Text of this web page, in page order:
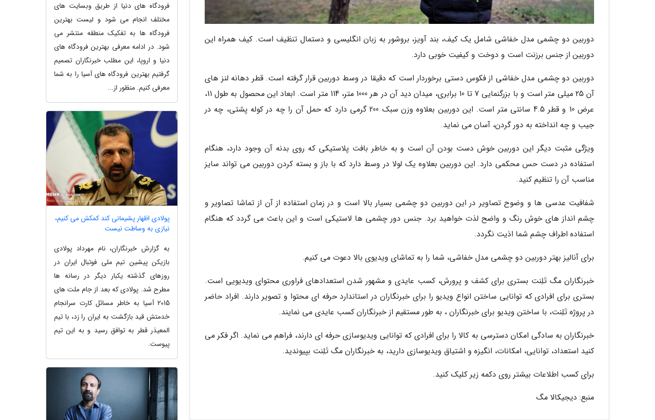
دوربین دو چشمی مدل خفاشی شامل یک کیف، بند آویز، بروشور به زبان انگلیسی و دستمال تنظیف است. کیف همراه این
دوربین از جنس برزنت است و دوخت و کیفیت خوبی دارد.
دوربین دو چشمی مدل خفاشی از فکوس دستی برخوردار است که دقیقا در وسط دوربین قرار گرفته است. قطر دهانه لنز های
آن 25 میلی متر است و با بزرگنمایی 7 تا 10 برابری، میدان دید آن در هر 1000 متر، 114 متر است. ابعاد این محصول به طول 11،
عرض 10 و قطر 4.5 سانتی متر است. این دوربین بعلاوه وزن سبک 200 گرمی دارد که حمل آن را چه در کوله پشتی، چه در
جیب و چه انداخته به دور گردن، آسان می نماید.
ویژگی مثبت دیگر این دوربین خوش دست بودن آن است و به خاطر بافت پلاستیکی که روی بدنه آن وجود دارد، هنگام
استفاده در دست حس محکمی دارد. این دوربین بعلاوه یک لولا در وسط دارد که با باز و بسته کردن دوربین می تواند سایز
مناسب آن را تنظیم کنید.
شفافیت عدسی ها و وضوح تصاویر در این دوربین دو چشمی بسیار بالا است و در زمان استفاده از آن از تماشا تصاویر و
چشم انداز های خوش رنگ و واضح لذت خواهید برد. جنس دور چشمی ها لاستیکی است و این باعث می گردد که هنگام
استفاده اطراف چشم شما اذیت نگردد.
برای آنالیز بهتر دوربین دو چشمی مدل خفاشی، شما را به تماشای ویدیوی بالا دعوت می کنیم.
خبرنگاران مگ تَلِنت بستری برای کشف و پرورش، کسب عایدی و مشهور شدن استعدادهای فراوری محتوای ویدیویی است.
بستری برای افرادی که توانایی ساختن انواع ویدیو را برای خبرنگاران در استاندارد حرفه ای محتوا و تصویر دارند. افراد حاضر
در پروژه تَلِنت، با ساختن ویدیو برای خبرنگاران ، به طور مستقیم از خبرنگاران کسب عایدی می نمایند.
خبرنگاران به سادگی امکان دسترسی به کالا را برای افرادی که توانایی ویدیوسازی حرفه ای دارند، فراهم می نماید. اگر فکر می
کنید استعداد، توانایی، امکانات، انگیزه و اشتیاق ویدیوسازی دارید، به خبرنگاران مگ تَلِنت بپیوندید.
برای کسب اطلاعات بیشتر روی دکمه زیر کلیک کنید.
منبع: دیجیکالا مگ
فرودگاه های دنیا از طریق وبسایت های
مختلف انجام می شود و لیست بهترین
فرودگاه ها به تفکیک منطقه منتشر می
شود. در ادامه معرفی بهترین فرودگاه های
دنیا و اروپا، این مطلب خبرنگاران تصمیم
گرفتیم بهترین فرودگاه های آسیا را به شما
معرفی کنیم. منظور از...
پولادی اظهار پشیمانی کند کمکش می کنیم،
نیازی به وساطت نیست
به گزارش خبرنگاران، نام مهرداد پولادی
بازیکن پیشین تیم ملی فوتبال ایران در
روزهای گذشته یکبار دیگر در رسانه ها
مطرح شد. پولادی که بعد از جام ملت های
2015 آسیا به خاطر مسائل کارت سرانجام
خدمتش قید بازگشت به ایران را زد، با تیم
المعیذر قطر به توافق رسید و به این تیم
پیوست.